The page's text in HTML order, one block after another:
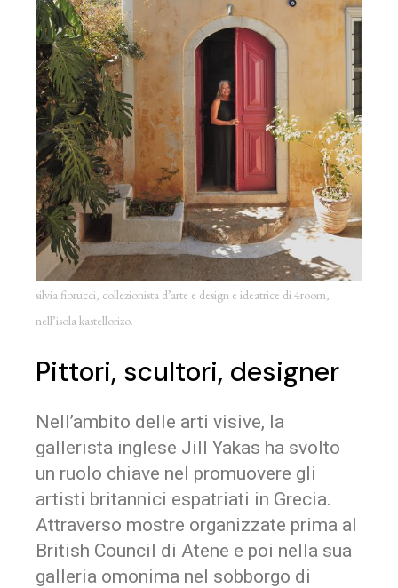
silvia fiorucci, collezionista d’arte e design e ideatrice di 4room,
nell’isola kastellorizo.
Pittori, scultori, designer
Nell’ambito delle arti visive, la
gallerista inglese Jill Yakas ha svolto
un ruolo chiave nel promuovere gli
artisti britannici espatriati in Grecia.
Attraverso mostre organizzate prima al
British Council di Atene e poi nella sua
galleria omonima nel sobborgo di